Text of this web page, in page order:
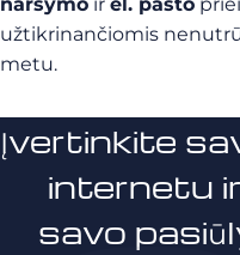
užtikrinančiomis
metu.
Įvertinkite
internetu
savo